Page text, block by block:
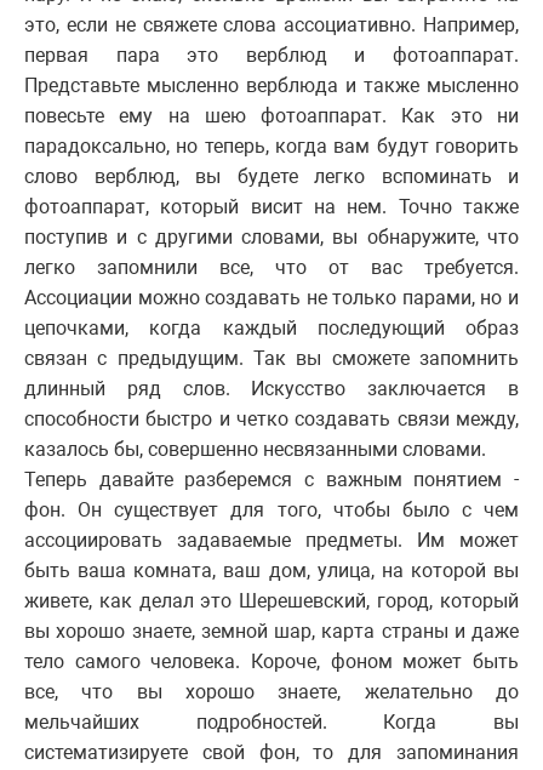
это, если не свяжете слова ассоциативно. Например,
первая пара это верблюд и фотоаппарат.
Представьте мысленно верблюда и также мысленно
повесьте ему на шею фотоаппарат. Как это ни
парадоксально, но теперь, когда вам будут говорить
слово верблюд, вы будете легко вспоминать и
фотоаппарат, который висит на нем. Точно также
поступив и с другими словами, вы обнаружите, что
легко запомнили все, что от вас требуется.
Ассоциации можно создавать не только парами, но и
цепочками, когда каждый последующий образ
связан с предыдущим. Так вы сможете запомнить
длинный ряд слов. Искусство заключается в
способности быстро и четко создавать связи между,
казалось бы, совершенно несвязанными словами.
Теперь давайте разберемся с важным понятием -
фон. Он существует для того, чтобы было с чем
ассоциировать задаваемые предметы. Им может
быть ваша комната, ваш дом, улица, на которой вы
живете, как делал это Шерешевский, город, который
вы хорошо знаете, земной шар, карта страны и даже
тело самого человека. Короче, фоном может быть
все, что вы хорошо знаете, желательно до
мельчайших подробностей. Когда вы
систематизируете свой фон, то для запоминания